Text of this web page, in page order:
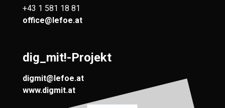
+43 1 581 18 81
office@lefoe.at
dig_mit!-Projekt
digmit@lefoe.at
www.digmit.at